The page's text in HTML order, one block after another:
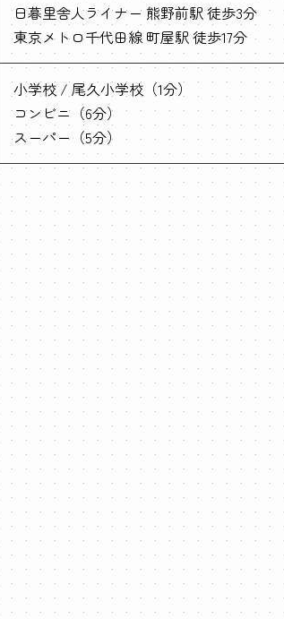
日暮里舎人ライナー 熊野前駅 徒歩3分
東京メトロ千代田線 町屋駅 徒歩17分
小学校 / 尾久小学校（1分）
コンビニ（6分）
スーパー（5分）